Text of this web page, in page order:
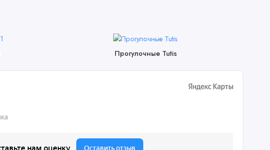
Прогулочные Tutis